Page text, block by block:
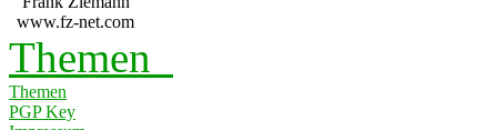
www.fz-net.com
Themen
Themen
PGP Key